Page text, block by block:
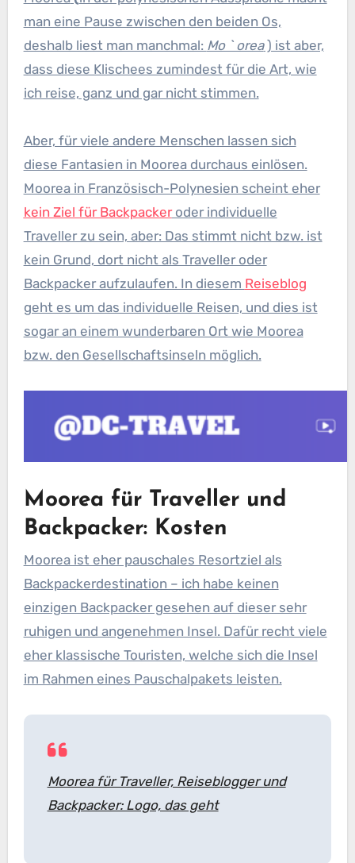
man eine Pause zwischen den beiden Os,
deshalb liest man manchmal: Mo ` orea) ist aber,
dass diese Klischees zumindest für die Art, wie
ich reise, ganz und gar nicht stimmen.
Aber, für viele andere Menschen lassen sich
diese Fantasien in Moorea durchaus einlösen.
Moorea in Französisch-Polynesien scheint eher
kein Ziel für Backpackeroder individuelle
Traveller zu sein, aber: Das stimmt nicht bzw. ist
kein Grund, dort nicht als Traveller oder
Backpacker aufzulaufen. In diesem Reiseblog
geht es um das individuelle Reisen, und dies ist
sogar an einem wunderbaren Ort wie Moorea
bzw. den Gesellschaftsinseln möglich.
Moorea für Traveller und
Backpacker: Kosten
Moorea ist eher pauschales Resortziel als
Backpackerdestination – ich habe keinen
einzigen Backpacker gesehen auf dieser sehr
ruhigen und angenehmen Insel. Dafür recht viele
eher klassische Touristen, welche sich die Insel
im Rahmen eines Pauschalpakets leisten.
Moorea für Traveller, Reiseblogger und
Backpacker: Logo, das geht